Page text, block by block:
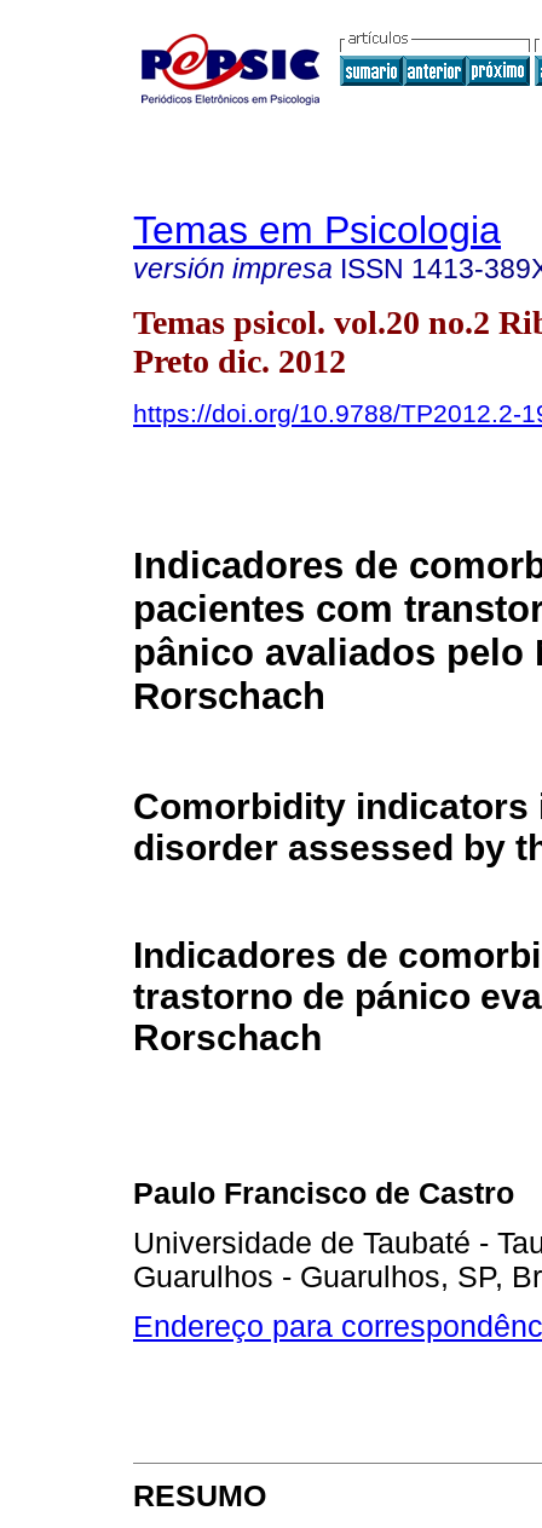
Temas em Psicologia
versión impresa ISSN 1413-
Temas psicol. vol.20 no.2
Preto dic. 2012
https://doi.org/10.9788/TP2012.2-
Indicadores de
pacientes com
pânico avaliados pelo
Rorschach
Comorbidity indicators
disorder assessed by
Indicadores de
trastorno de pánico
Rorschach
Paulo Francisco de Castro
Universidade de Taubaté -
Guarulhos - Guarulhos, SP,
Endereço para
RESUMO